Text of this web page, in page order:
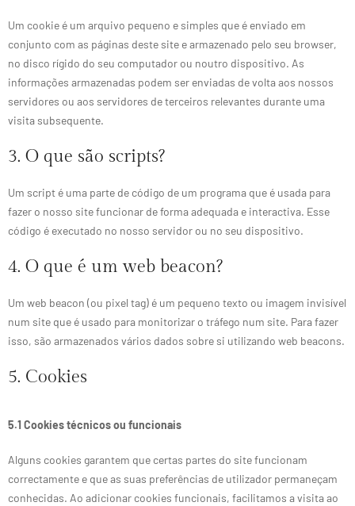
Um cookie é um arquivo pequeno e simples que é enviado em
conjunto com as páginas deste site e armazenado pelo seu browser,
no disco rígido do seu computador ou noutro dispositivo. As
informações armazenadas podem ser enviadas de volta aos nossos
servidores ou aos servidores de terceiros relevantes durante uma
visita subsequente.
3. O que são scripts?
Um script é uma parte de código de um programa que é usada para
fazer o nosso site funcionar de forma adequada e interactiva. Esse
código é executado no nosso servidor ou no seu dispositivo.
4. O que é um web beacon?
Um web beacon (ou pixel tag) é um pequeno texto ou imagem invisível
num site que é usado para monitorizar o tráfego num site. Para fazer
isso, são armazenados vários dados sobre si utilizando web beacons.
5. Cookies
5.1 Cookies técnicos ou funcionais
Alguns cookies garantem que certas partes do site funcionam
correctamente e que as suas preferências de utilizador permaneçam
conhecidas. Ao adicionar cookies funcionais, facilitamos a visita ao